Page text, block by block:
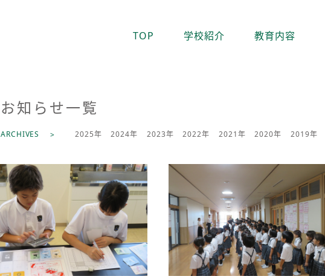
TOP 学校紹介 教育内容
お知らせ一覧
ARCHIVES 2026年 2025年 2024年 2023年 2022年 2021年 2020年 2019年